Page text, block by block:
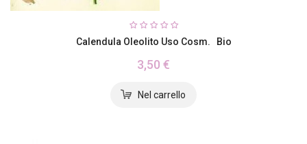
Calendula Oleolito Uso Cosm. Bio
3,50 €